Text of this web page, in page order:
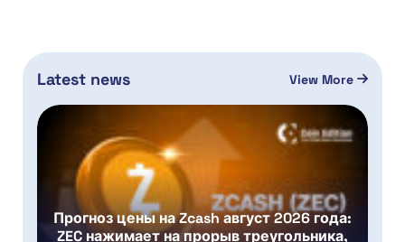
Latest news View More
Прогноз цены на Zcash август 2026 года:
ZEC нажимает на прорыв треугольника,